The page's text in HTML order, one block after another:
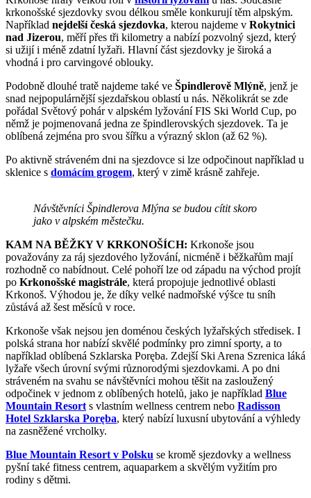
krkonošské sjezdovky svou délkou směle konkurují těm alpským.
Například nejdelší česká sjezdovka, kterou najdeme v Rokytnici
nad Jizerou, měří přes tři kilometry a nabízí pozvolný sjezd, který
si užijí i méně zdatní lyžaři. Hlavní část sjezdovky je široká a
vhodná i pro carvingové oblouky.
Podobně dlouhé tratě najdeme také ve Špindlerově Mlýně, jenž je
snad nejpopulárnější sjezdařskou oblastí u nás. Několikrát se zde
pořádal Světový pohár v alpském lyžování FIS Ski World Cup, po
němž je pojmenovaná jedna ze špindlerovských sjezdovek. Ta je
oblíbená zejména pro svou šířku a výrazný sklon (až 62 %).
Po aktivně stráveném dni na sjezdovce si lze odpočinout například u
sklenice s domácím grogem, který v zimě krásně zahřeje.
Návštěvníci Špindlerova Mlýna se budou cítit skoro
jako v alpském městečku.
KAM NA BĚŽKY V KRKONOŠÍCH: Krkonoše jsou
považovány za ráj sjezdového lyžování, nicméně i běžkařům mají
rozhodně co nabídnout. Celé pohoří lze od západu na východ projít
po Krkonošské magistrále, která propojuje jednotlivé oblasti
Krkonoš. Výhodou je, že díky velké nadmořské výšce tu sníh
zůstává až šest měsíců v roce.
Krkonoše však nejsou jen doménou českých lyžařských středisek. I
polská strana hor nabízí skvělé podmínky pro zimní sporty, a to
například oblíbená Szklarska Poręba. Zdejší Ski Arena Szrenica láká
lyžaře všech úrovní svými různorodými sjezdovkami. A po dni
stráveném na svahu se návštěvníci mohou těšit na zasloužený
odpočinek v jednom z oblíbených hotelů, jako je například Blue
Mountain Resort s vlastním wellness centrem nebo Radisson
Hotel Szklarska Poręba, který nabízí luxusní ubytování a výhledy
na zasněžené vrcholky.
Blue Mountain Resort v Polsku se kromě sjezdovky a wellness
pyšní také fitness centrem, aquaparkem a skvělým vyžitím pro
rodiny s dětmi.